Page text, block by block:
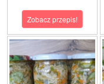
Zobacz przepis!